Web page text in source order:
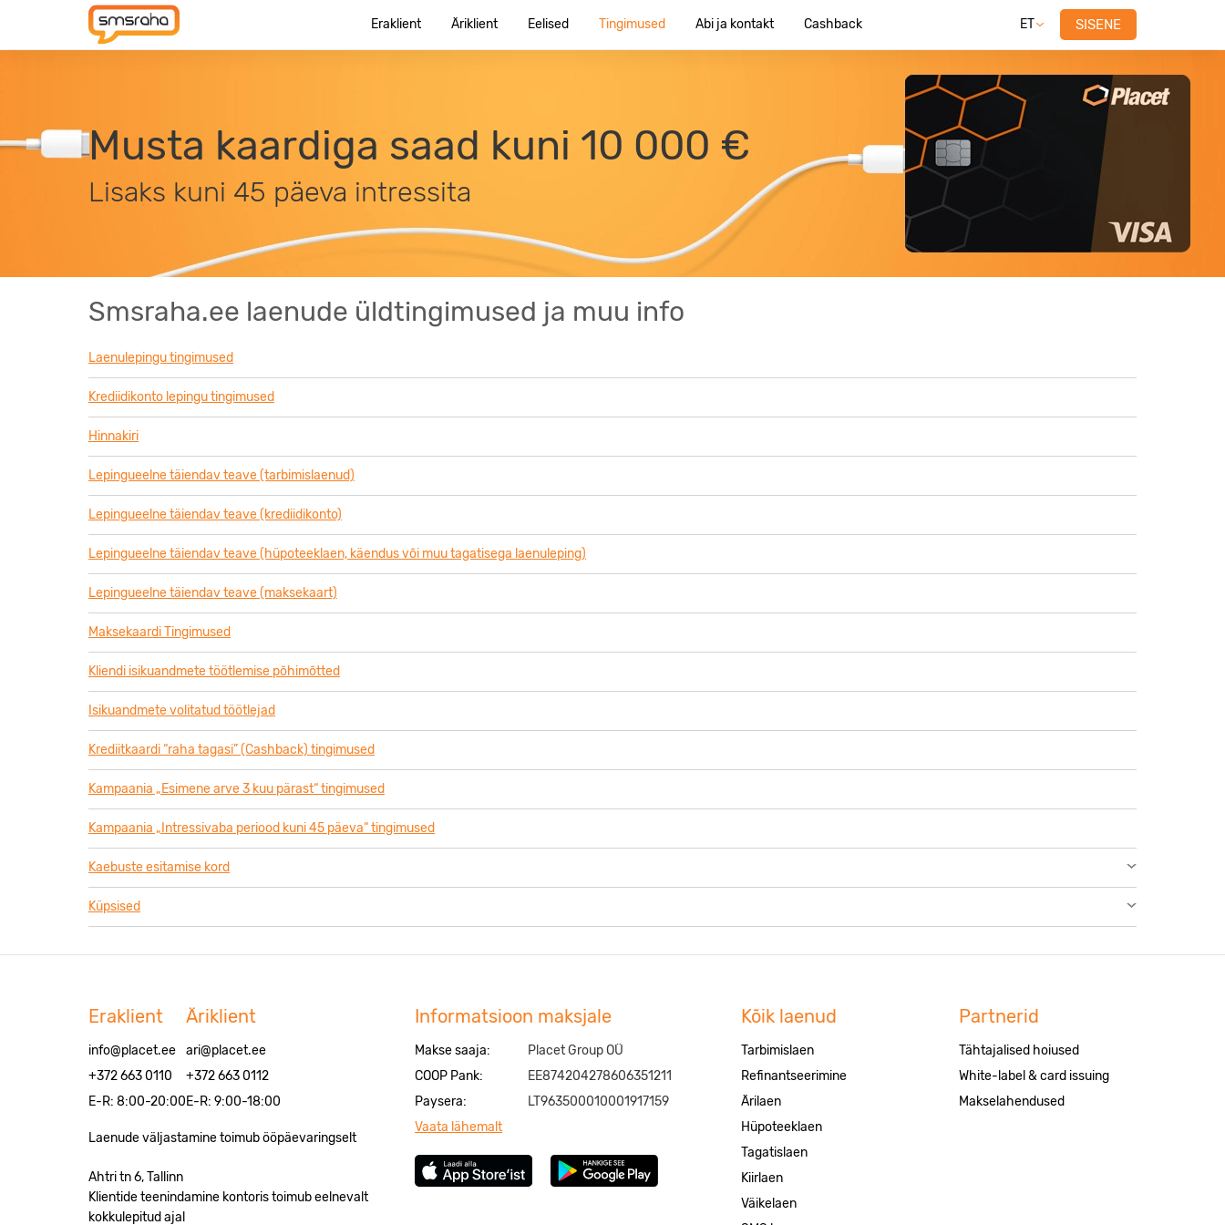
Eraklient Äriklient Eelised Tingimused Abi ja kontakt Cashback ET SISENE
Musta kaardiga saad kuni 10 000 €
Lisaks kuni 45 päeva intressita
Smsraha.ee laenude üldtingimused ja muu info
Laenulepingu tingimused
Krediidikonto lepingu tingimused
Hinnakiri
Lepingueelne täiendav teave (tarbimislaenud)
Lepingueelne täiendav teave (krediidikonto)
Lepingueelne täiendav teave (hüpoteeklaen, käendus või muu tagatisega laenuleping)
Lepingueelne täiendav teave (maksekaart)
Maksekaardi Tingimused
Kliendi isikuandmete töötlemise põhimõtted
Isikuandmete volitatud töötlejad
Krediitkaardi “raha tagasi” (Cashback) tingimused
Kampaania „Esimene arve 3 kuu pärast“ tingimused
Kampaania „Intressivaba periood kuni 45 päeva“ tingimused
Kaebuste esitamise kord
Küpsised
Eraklient
info@placet.ee
+372 663 0110
E-R: 8:00-20:00
Äriklient
ari@placet.ee
+372 663 0112
E-R: 9:00-18:00
Laenude väljastamine toimub ööpäevaringselt
Ahtri tn 6, Tallinn
Klientide teenindamine kontoris toimub eelnevalt
kokkulepitud ajal
Informatsioon maksjale
Makse saaja:
Placet Group OÜ
COOP Pank:
EE874204278606351211
Paysera:
LT963500010001917159
Vaata lähemalt
Kõik laenud
Tarbimislaen
Refinantseerimine
Ärilaen
Hüpoteeklaen
Tagatislaen
Kiirlaen
Väikelaen
Partnerid
Tähtajalised hoiused
White-label & card issuing
Makselahendused